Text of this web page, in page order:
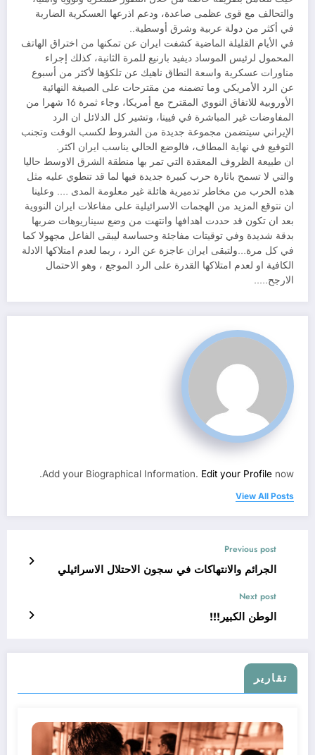
والتحالف مع قوى عظمى صاعدة، ودعم اذرعها العسكرية الضاربة
في أكثر من دولة عربية وشرق أوسطية..
في الأيام القليلة الماضية كشفت ايران عن تمكنها من اختراق الهاتف
المحمول لرئيس الموساد ديفيد بارنيع للمرة الثانية، كذلك إجراء
مناورات عسكرية واسعة النطاق ناهيك عن تلكؤها لأكثر من أسبوع
عن الرد الأمريكي وما تضمنه من مقترحات على الصيغة النهائية
الأوروبية للاتفاق النووي المقترح مع أمريكا، وجاء ثمرة 16 شهرا من
المفاوضات غير المباشرة في فيينا، وتشير كل الدلائل ان الرد
الإيراني سيتضمن مجموعة جديدة من الشروط لكسب الوقت وتجنب
التوقيع في نهاية المطاف، فالوضع الحالي يناسب ايران اكثر.
ان طبيعة الظروف المعقدة التي تمر بها منطقة الشرق الاوسط حاليا
والتي لا تسمح باثارة حرب كبيرة جديدة فيها لما قد تنطوي عليه مثل
هذه الحرب من مخاطر تدميرية هائلة غير معلومة المدى …. وعلينا
ان نتوقع المزيد من الهجمات الاسرائيلية على مفاعلات ايران النووية
بعد ان تكون قد حددت اهدافها وانتهت من وضع سيناريوهات ضربها
بدقة شديدة وفي توقيتات مفاجئة وحساسة ليبقى الفاعل مجهولا كما
في كل مرة…ولتبقى ايران عاجزة عن الرد ، ربما لعدم امتلاكها الادلة
الكافية او لعدم امتلاكها القدرة على الرد الموجع ، وهو الاحتمال
الارجح…..
Add your Biographical Information. Edit your Profile now.
View All Posts
Previous post
الجرائم والانتهاكات في سجون الاحتلال الاسرائيلي
Next post
الوطن الكبير!!!
تقارير